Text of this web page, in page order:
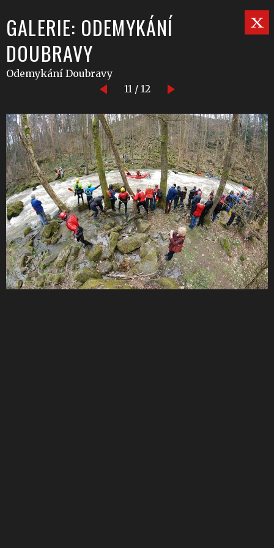
GALERIE: ODEMYKÁNÍ
DOUBRAVY
Odemykání Doubravy
11 / 12